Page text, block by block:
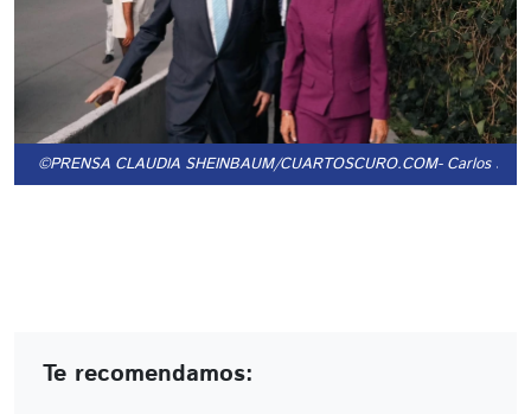
©PRENSA CLAUDIA SHEINBAUM/CUARTOSCURO.COM- Carlos Slim
Te recomendamos: